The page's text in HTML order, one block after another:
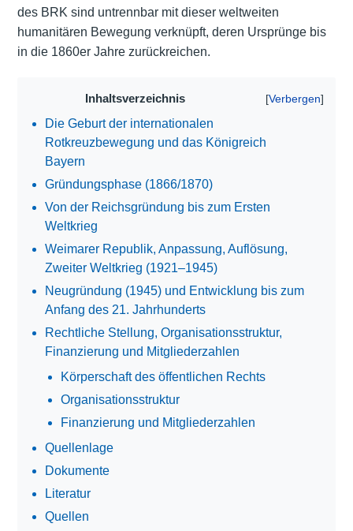
des BRK sind untrennbar mit dieser weltweiten
humanitären Bewegung verknüpft, deren Ursprünge bis
in die 1860er Jahre zurückreichen.
Inhaltsverzeichnis
Die Geburt der internationalen
Rotkreuzbewegung und das Königreich
Bayern
Gründungsphase (1866/1870)
Von der Reichsgründung bis zum Ersten
Weltkrieg
Weimarer Republik, Anpassung, Auflösung,
Zweiter Weltkrieg (1921–1945)
Neugründung (1945) und Entwicklung bis zum
Anfang des 21. Jahrhunderts
Rechtliche Stellung, Organisationsstruktur,
Finanzierung und Mitgliederzahlen
Körperschaft des öffentlichen Rechts
Organisationsstruktur
Finanzierung und Mitgliederzahlen
Quellenlage
Dokumente
Literatur
Quellen